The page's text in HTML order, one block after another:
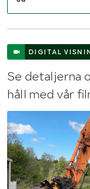
DIGITAL
Se detaljerna
håll med vår